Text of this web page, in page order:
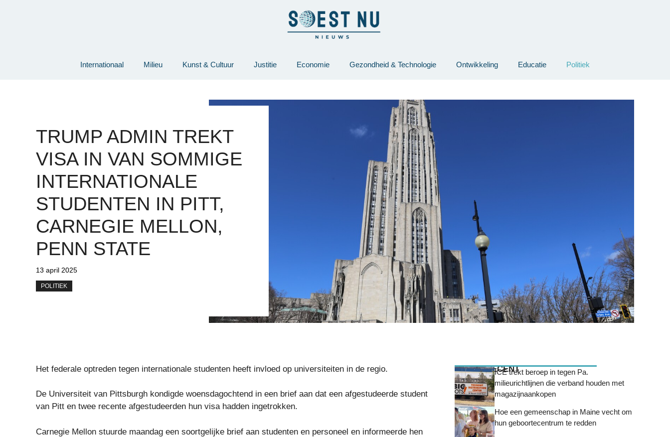
Internationaal Milieu Kunst & Cultuur Justitie Economie Gezondheid & Technologie Ontwikkeling Educatie Politiek
TRUMP ADMIN TREKT
VISA IN VAN SOMMIGE
INTERNATIONALE
STUDENTEN IN PITT,
CARNEGIE MELLON,
PENN STATE
13 april 2025
POLITIEK
Het federale optreden tegen internationale studenten heeft invloed op universiteiten in de regio.
De Universiteit van Pittsburgh kondigde woensdagochtend in een brief aan dat een afgestudeerde student
van Pitt en twee recente afgestudeerden hun visa hadden ingetrokken.
Carnegie Mellon stuurde maandag een soortgelijke brief aan studenten en personeel en informeerde hen
MEEST RECENTICE trekt beroep in tegen Pa.
milieurichtlijnen die verband houden met
magazijnaankopen
Hoe een gemeenschap in Maine vecht om
hun geboortecentrum te redden